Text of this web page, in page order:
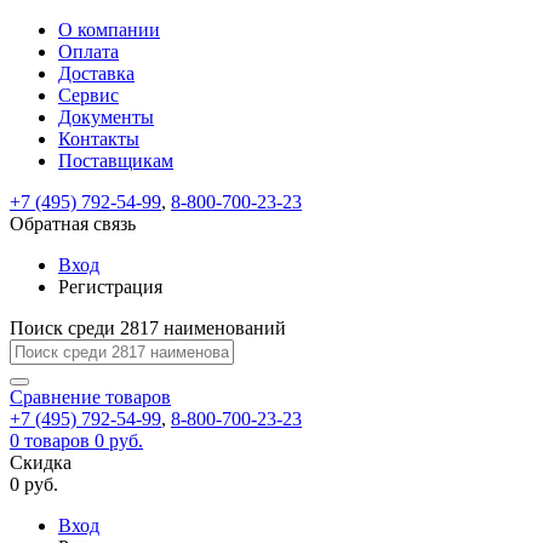
ВходРегистрация
test@example.com
отправлена
по
ней
завершения
регистрации.
Ок
Запомнить
меня
Забыли
Восстановление
пароля
Заполните
форму.
Мы
отправим
ссылку
указанный
электронный
перейдя
по
которой
вы
задать
На
вашу
почту
test@test.ru
ссылка.
Перейдите
по
для
смены
пароля.
Введите
новый
пароль
Сменить
Пароль
успешно
восстановлен
Обратная
связь
Сообщение
пользовательского
сообщение
успешно
отправлено.
О компании
Оплата
Доставка
Сервис
Документы
Контакты
Поставщикам
+7 (495) 792-54-99, 8-800-700-23-23
Обратная связь
Вход
Регистрация
Поиск среди 2817 наименований
Сравнение товаров
+7 (495) 792-54-99, 8-800-700-23-23
0 товаров 0 руб.
Скидка
0 руб.
Вход